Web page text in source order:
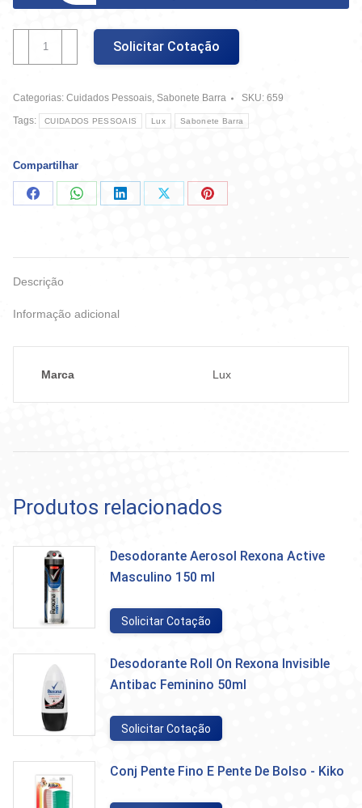
Lux
Rosas
Francesas
Solicitar Cotação
Categorias: Cuidados Pessoais, Sabonete Barra SKU: 659
Tags:
CUIDADOS PESSOAIS Lux Sabonete Barra
Compartilhar
CompartilharCompartilharCompartilharCompartilharCompartilhar
Descrição
Informação adicional
Marca Lux
Produtos relacionados
Desodorante Aerosol Rexona Active
Masculino 150 ml
Solicitar Cotação
Desodorante Roll On Rexona Invisible
Antibac Feminino 50ml
Solicitar Cotação
Conj Pente Fino E Pente De Bolso - Kiko